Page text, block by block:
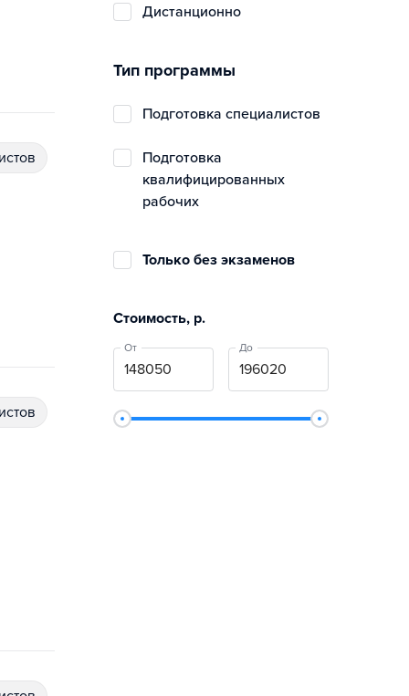
дистанционно
Тип программы
подготовка специалистов
подготовка
квалифицированных
рабочих
Только без экзаменов
Стоимость, р.
От До